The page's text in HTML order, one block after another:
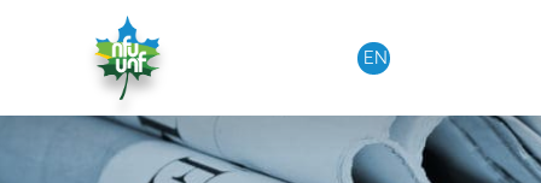
Aller au contenu
EN